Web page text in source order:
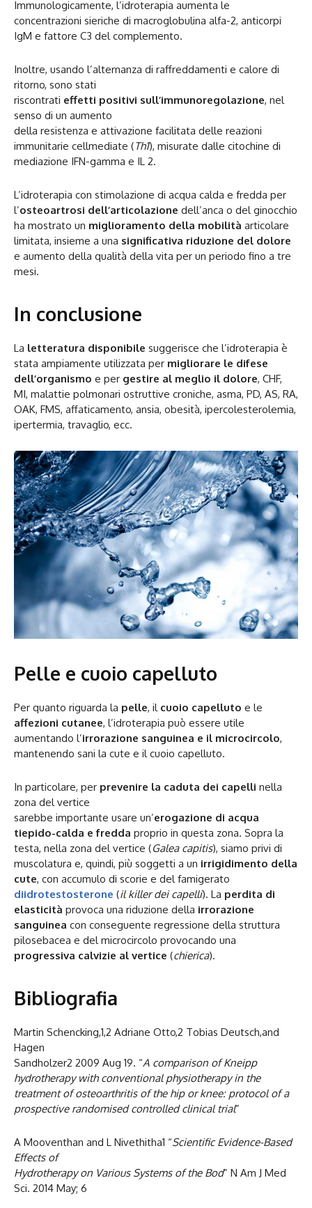
Immunologicamente, l’idroterapia aumenta le
concentrazioni sieriche di macroglobulina alfa-2, anticorpi
IgM e fattore C3 del complemento.
Inoltre, usando l’alternanza di raffreddamenti e calore di
ritorno, sono stati
riscontrati effetti positivi sull’immunoregolazione, nel
senso di un aumento
della resistenza e attivazione facilitata delle reazioni
immunitarie cellmediate (Th1), misurate dalle citochine di
mediazione IFN-gamma e IL 2.
L’idroterapia con stimolazione di acqua calda e fredda per
l’osteoartrosi dell’articolazione dell’anca o del ginocchio
ha mostrato un miglioramento della mobilità articolare
limitata, insieme a una significativa riduzione del dolore
e aumento della qualità della vita per un periodo fino a tre
mesi.
In conclusione
La letteratura disponibile suggerisce che l’idroterapia è
stata ampiamente utilizzata per migliorare le difese
dell’organismo e per gestire al meglio il dolore, CHF,
MI, malattie polmonari ostruttive croniche, asma, PD, AS, RA,
OAK, FMS, affaticamento, ansia, obesità, ipercolesterolemia,
ipertermia, travaglio, ecc.
Pelle e cuoio capelluto
Per quanto riguarda la pelle, il cuoio capelluto e le
affezioni cutanee, l’idroterapia può essere utile
aumentando l’irrorazione sanguinea e il microcircolo,
mantenendo sani la cute e il cuoio capelluto.
In particolare, per prevenire la caduta dei capelli nella
zona del vertice
sarebbe importante usare un’erogazione di acqua
tiepido-calda e fredda proprio in questa zona. Sopra la
testa, nella zona del vertice (Galea capitis), siamo privi di
muscolatura e, quindi, più soggetti a un irrigidimento della
cute, con accumulo di scorie e del famigerato
diidrotestosterone (il killer dei capelli). La perdita di
elasticità provoca una riduzione della irrorazione
sanguinea con conseguente regressione della struttura
pilosebacea e del microcircolo provocando una
progressiva calvizie al vertice (chierica).
Bibliografia
Martin Schencking,1,2 Adriane Otto,2 Tobias Deutsch,and
Hagen
Sandholzer2 2009 Aug 19. “A comparison of Kneipp
hydrotherapy with conventional physiotherapy in the
treatment of osteoarthritis of the hip or knee: protocol of a
prospective randomised controlled clinical trial”
A Mooventhan and L Nivethitha1 “Scientific Evidence-Based
Effects of
Hydrotherapy on Various Systems of the Bod” N Am J Med
Sci. 2014 May; 6